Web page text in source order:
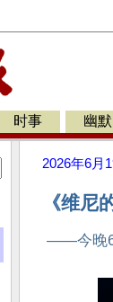
时事 幽默
2026年6月
《维尼
——今晚6